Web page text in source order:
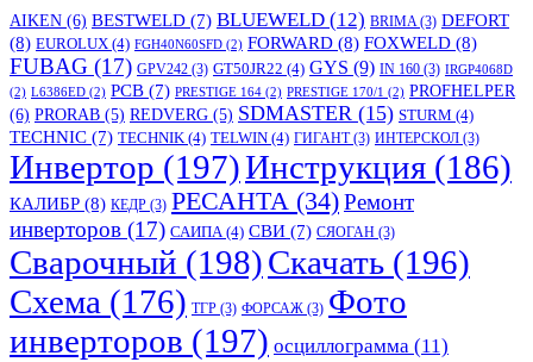
AIKEN (6) BESTWELD (7) BLUEWELD (12) BRIMA(3) DEFORT
(8) EUROLUX (4) FGH40N60SFD (2) FORWARD (8) FOXWELD (8)
FUBAG (17) GPV242 (3) GT50JR22 (4) GYS (9) IN 160 (3) IRGP4068D
(2) L6386ED (2) PCB (7) PRESTIGE 164 (2) PRESTIGE 170/1 (2) PROFHELPER
(6) PRORAB (5) REDVERG (5) SDMASTER (15) STURM (4)
TECHNIC (7) TECHNIK (4) TELWIN (4) ГИГАНТ(3) ИНТЕРСКОЛ (3)
Инвертор (197)Инструкция (186)
КАЛИБР (8) КЕДР (3) РЕСАНТА (34)Ремонт
инверторов (17) САИПА(4) СВИ (7) СЯОГАН (3)
Сварочный (198)Скачать (196)
Схема (176) ТГР (3) ФОРСАЖ (3) Фото
инверторов (197) осциллограмма (11)